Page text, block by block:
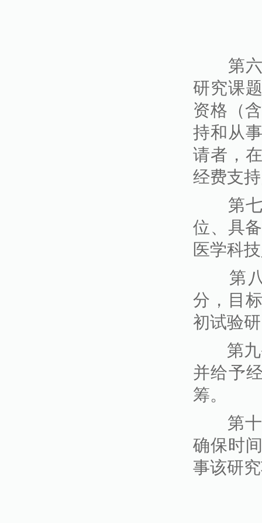
第六
研究课
资格（
持和从
请者，
经费支
第七
位、具
医学科
第八
分，目
初试验
第九条
并给予
筹。
第十条
确保时
事该研